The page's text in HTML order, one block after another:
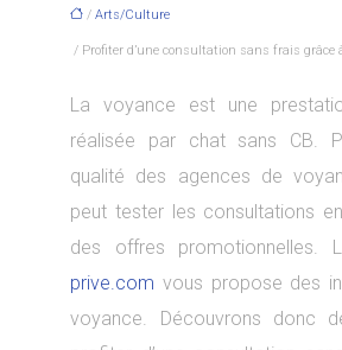
/Arts/Culture
/ Profiter d’une consultation sans frais grâce
La voyance est une
réalisée par chat sans CB.
qualité des agences de
peut tester les consultations
des offres promotionnelles.
prive.com vous propose des
voyance. Découvrons donc